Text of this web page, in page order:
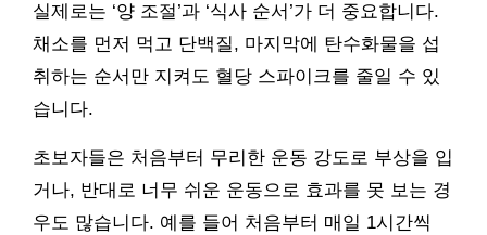
실제로는 ‘양 조절’과 ‘식사 순서’가 더 중요합니다.
채소를 먼저 먹고 단백질, 마지막에 탄수화물을 섭
취하는 순서만 지켜도 혈당 스파이크를 줄일 수 있
습니다.
초보자들은 처음부터 무리한 운동 강도로 부상을 입
거나, 반대로 너무 쉬운 운동으로 효과를 못 보는 경
우도 많습니다. 예를 들어 처음부터 매일 1시간씩